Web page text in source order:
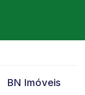
BN Imóveis